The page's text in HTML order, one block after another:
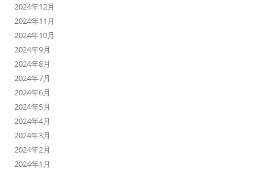
2024年12月
2024年11月
2024年10月
2024年9月
2024年8月
2024年7月
2024年6月
2024年5月
2024年4月
2024年3月
2024年2月
2024年1月